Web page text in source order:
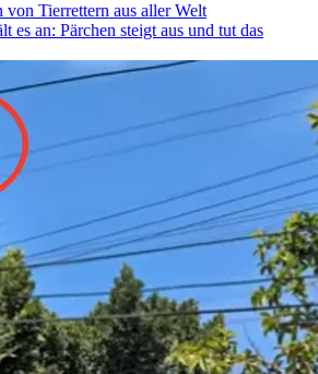
von Tierrettern aus aller Welt
es an: Pärchen steigt aus und tut das